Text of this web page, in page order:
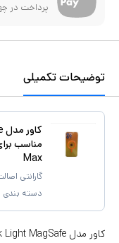
پرداخت در
توضیحات تکمیلی
Max
گارانتی
دسته بندی